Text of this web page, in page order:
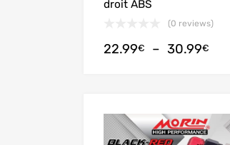
droit ABS
(0 reviews)
22.99€ – 30.99€